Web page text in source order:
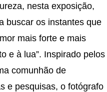
nesta exposição,
buscar os instantes que
mais forte e mais
e à lua”. Inspirado pelos
comunhão de
e pesquisas, o fotógrafo